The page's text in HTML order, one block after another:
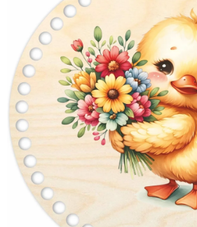
VELKOOBCHOD
Doprava a platba Vrácení zboží a
Kontakt
Moje objednávka
Obchodní
Ochrana osobních údajů
Hodnocení
Oblíbené produkty
Věrnostní program